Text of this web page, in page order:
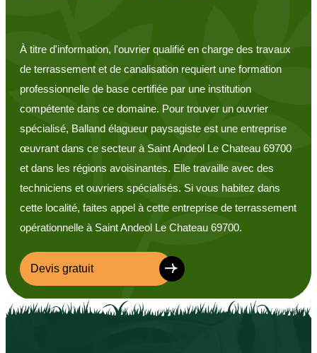
À titre d'information, l'ouvrier qualifié en charge des travaux
de terrassement et de canalisation requiert une formation
professionnelle de base certifiée par une institution
compétente dans ce domaine. Pour trouver un ouvrier
spécialisé, Balland élagueur paysagiste est une entreprise
œuvrant dans ce secteur à Saint Andeol Le Chateau 69700
et dans les régions avoisinantes. Elle travaille avec des
techniciens et ouvriers spécialisés. Si vous habitez dans
cette localité, faites appel à cette entreprise de terrassement
opérationnelle à Saint Andeol Le Chateau 69700.
Devis gratuit